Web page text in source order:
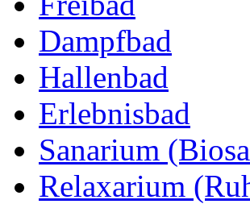
Dampfbad
Hallenbad
Erlebnisbad
Sanarium
Relaxarium